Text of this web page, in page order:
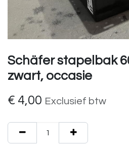
Schäfer stapelbak
zwart, occasie
€ 4,00 Exclusief btw